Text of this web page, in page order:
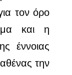
τον όρο
και η
έννοιας
την